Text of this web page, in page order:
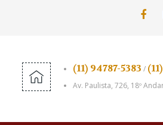
(11) 94787-5383 /
Av. Paulista, 726, 18º